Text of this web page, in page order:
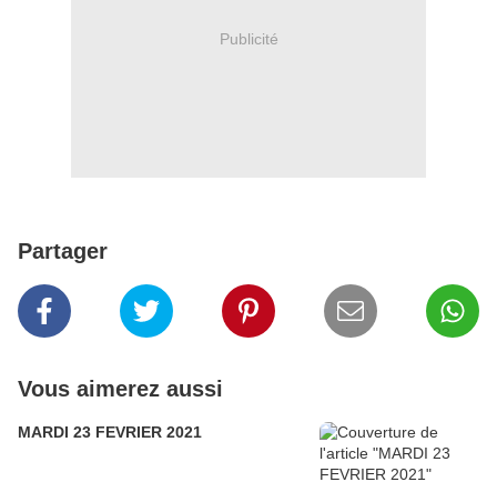
Publicité
Partager
Vous aimerez aussi
MARDI 23 FEVRIER 2021